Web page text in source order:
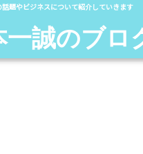
話題やビジネスについて紹介していきます
一誠のブロ